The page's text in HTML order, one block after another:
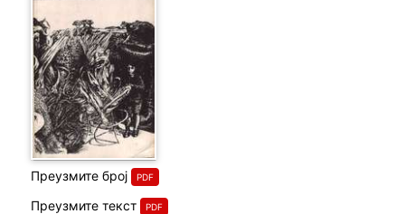
Преузмите број
Преузмите текст